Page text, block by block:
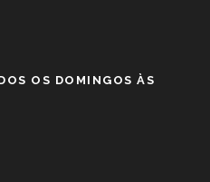
OS DOMINGOS ÀS